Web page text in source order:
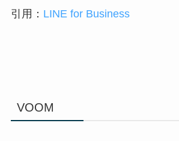
引用： LINE for Business
VOOM